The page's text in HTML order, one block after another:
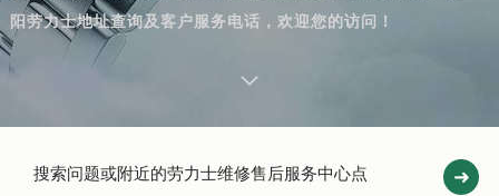
阳劳力士地址查询及客户服务电话，欢迎您的访问！